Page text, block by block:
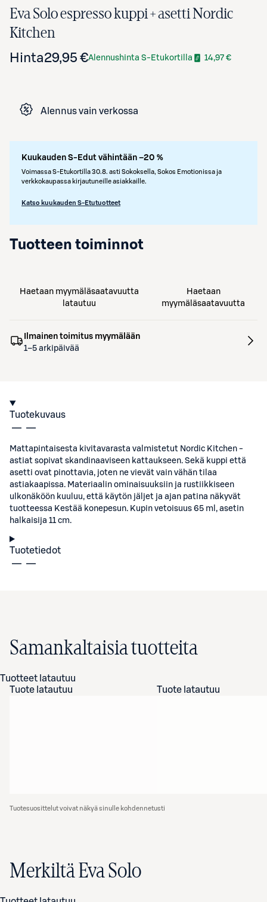
Eva Solo espresso kuppi + asetti Nordic
Kitchen
Hinta29,95 €Alennushinta S-Etukortilla 14,97 €
Alennus vain verkossa
Kuukauden S-Edut vähintään –20 %
Voimassa S-Etukortilla 30.8. asti Sokoksella, Sokos Emotionissa ja
verkkokaupassa kirjautuneille asiakkaille.
Katso kuukauden S-Etutuotteet
Tuotteen toiminnot
Haetaan myymäläsaatavuutta
latautuu
Haetaan
myymäläsaatavuutta
Ilmainen toimitus myymälään
1–5 arkipäivää
Tuotekuvaus
Mattapintaisesta kivitavarasta valmistetut Nordic Kitchen -
astiat sopivat skandinaaviseen kattaukseen. Sekä kuppi että
asetti ovat pinottavia, joten ne vievät vain vähän tilaa
astiakaapissa. Materiaalin ominaisuuksiin ja rustiikkiseen
ulkonäköön kuuluu, että käytön jäljet ja ajan patina näkyvät
tuotteessa Kestää konepesun. Kupin vetoisuus 65 ml, asetin
halkaisija 11 cm.
Tuotetiedot
Samankaltaisia tuotteita
Tuotteet latautuu
Tuote latautuu
Tuote latautuu
Tuotesuosittelut voivat näkyä sinulle kohdennetusti
Merkiltä Eva Solo